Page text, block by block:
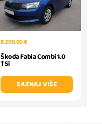
8.200,00 €
Škoda Fabia Combi 1.0
TSi
SAZNAJ VIŠE